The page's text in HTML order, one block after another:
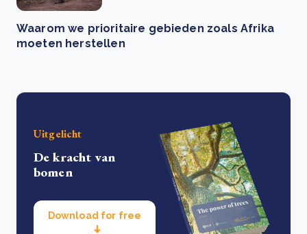
Waarom we prioritaire gebieden zoals Afrika
moeten herstellen
Uitgelicht
De kracht van
bomen
Download for free